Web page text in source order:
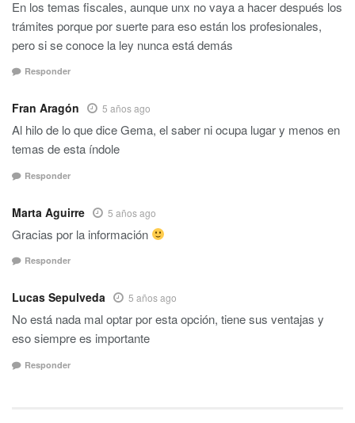
En los temas fiscales, aunque unx no vaya a hacer después los
trámites porque por suerte para eso están los profesionales,
pero si se conoce la ley nunca está demás
Responder
Fran Aragón 5 años ago
Al hilo de lo que dice Gema, el saber ni ocupa lugar y menos en
temas de esta índole
Responder
Marta Aguirre 5 años ago
Gracias por la información
Responder
Lucas Sepulveda 5 años ago
No está nada mal optar por esta opción, tiene sus ventajas y
eso siempre es importante
Responder